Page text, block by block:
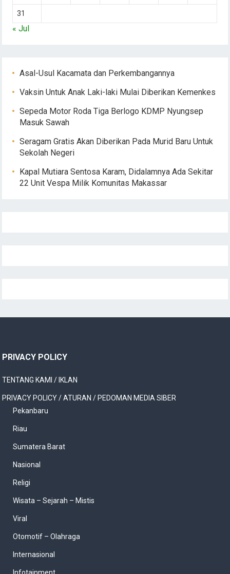
31
« Jul
Asal-Usul Kacamata dan Perkembangannya
Vaksin Untuk Anak Laki-laki Mulai Diberikan Kemenkes
Sepeda Motor Roda Tiga Berlogo KDMP Nyungsep
Masuk Sawah
Seragam Gratis Akan Diberikan Pada Murid Baru Untuk
Sekolah Negeri
Kapal Mutiara Sentosa Karam, Didalamnya Ada Sekitar
22 Unit Vespa Milik Komunitas Makassar
PRIVACY POLICY
TENTANG KAMI / IKLAN
PRIVACY POLICY / ATURAN / PEDOMAN MEDIA SIBER
Pekanbaru
Riau
Sumatera Barat
Nasional
Religi
Wisata – Sejarah – Mistis
Viral
Otomotif – Olahraga
Internasional